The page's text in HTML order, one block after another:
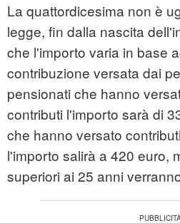
La quattordicesima non è
legge, fin dalla nascita
che l'importo varia in base
contribuzione versata dai
pensionati che hanno
contributi l'importo sarà di
che hanno versato
l'importo salirà a 420 euro,
superiori ai 25 anni